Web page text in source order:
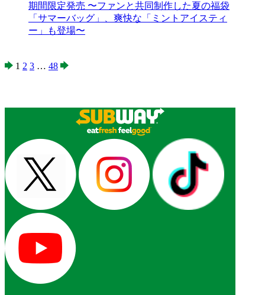
期間限定発売 〜ファンと共同制作した夏の福袋
「サマーバッグ」、爽快な「ミントアイスティ
ー」も登場〜
1 2 3 … 48